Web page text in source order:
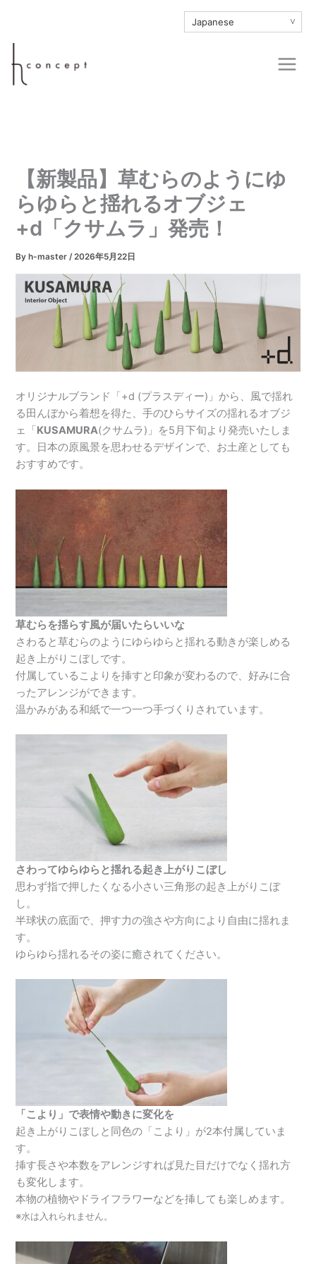
∨
【新製品】草むらのようにゆ
らゆらと揺れるオブジェ
+d「クサムラ」発売！
By h-master/2026年5月22日
オリジナルブランド「+d (プラスディー)」から、風で揺れ
る田んぼから着想を得た、手のひらサイズの揺れるオブジ
ェ「KUSAMURA(クサムラ)」を5月下旬より発売いたしま
す。日本の原風景を思わせるデザインで、お土産としても
おすすめです。
草むらを揺らす風が届いたらいいな
さわると草むらのようにゆらゆらと揺れる動きが楽しめる
起き上がりこぼしです。
付属しているこよりを挿すと印象が変わるので、好みに合
ったアレンジができます。
温かみがある和紙で一つ一つ手づくりされています。
さわってゆらゆらと揺れる起き上がりこぼし
思わず指で押したくなる小さい三角形の起き上がりこぼ
し。
半球状の底面で、押す力の強さや方向により自由に揺れま
す。
ゆらゆら揺れるその姿に癒されてください。
「こより」で表情や動きに変化を
起き上がりこぼしと同色の「こより」が2本付属していま
す。
挿す長さや本数をアレンジすれば見た目だけでなく揺れ方
も変化します。
本物の植物やドライフラワーなどを挿しても楽しめます。
※水は入れられません。